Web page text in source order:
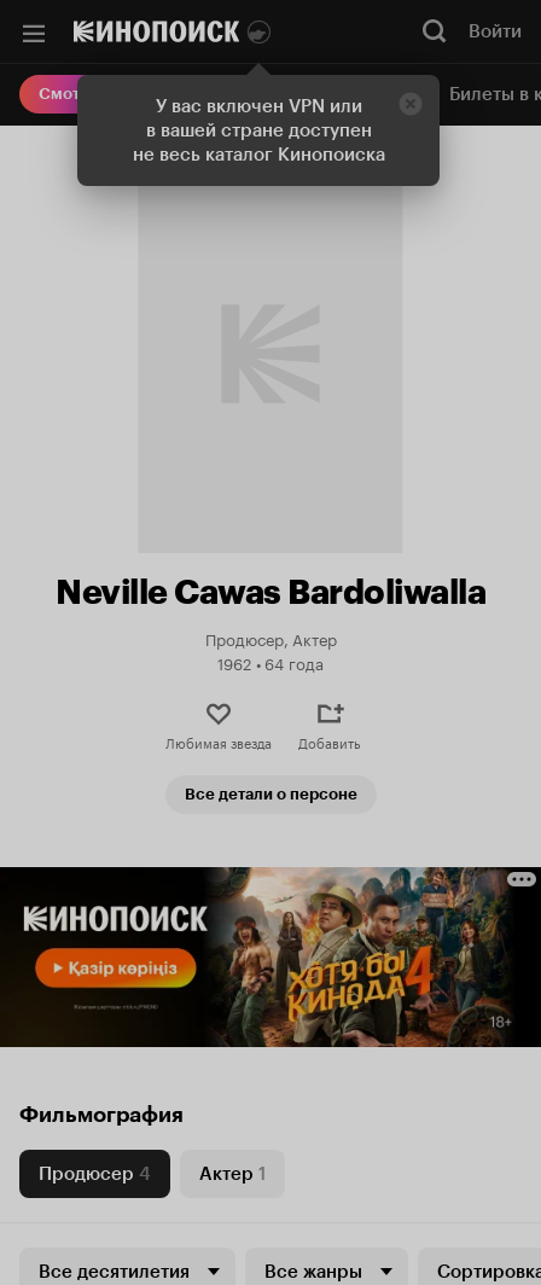
У вас включен VPN или
в вашей стране доступен
не весь каталог Кинопоиска
Войти
Смотреть кино Онлайн-кинотеатр Билеты в
Neville Cawas Bardoliwalla
Продюсер, Актер
1962 • 64 года
Любимая звезда Добавить
Все детали о персоне
Фильмография
Продюсер 4 Актер 1
Все десятилетия Все жанры